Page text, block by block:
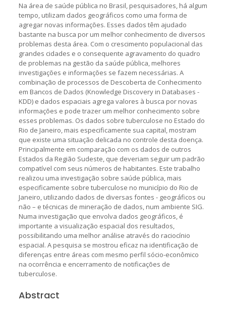
Na área de saúde pública no Brasil, pesquisadores, há algum
tempo, utilizam dados geográficos como uma forma de
agregar novas informações. Esses dados têm ajudado
bastante na busca por um melhor conhecimento de diversos
problemas desta área. Com o crescimento populacional das
grandes cidades e o consequente agravamento do quadro
de problemas na gestão da saúde pública, melhores
investigações e informações se fazem necessárias. A
combinação de processos de Descoberta de Conhecimento
em Bancos de Dados (Knowledge Discovery in Databases -
KDD) e dados espaciais agrega valores à busca por novas
informações e pode trazer um melhor conhecimento sobre
esses problemas. Os dados sobre tuberculose no Estado do
Rio de Janeiro, mais especificamente sua capital, mostram
que existe uma situação delicada no controle desta doença.
Principalmente em comparação com os dados de outros
Estados da Região Sudeste, que deveriam seguir um padrão
compatível com seus números de habitantes. Este trabalho
realizou uma investigação sobre saúde pública, mais
especificamente sobre tuberculose no município do Rio de
Janeiro, utilizando dados de diversas fontes - geográficos ou
não – e técnicas de mineração de dados, num ambiente SIG.
Numa investigação que envolva dados geográficos, é
importante a visualização espacial dos resultados,
possibilitando uma melhor análise através do raciocínio
espacial. A pesquisa se mostrou eficaz na identificação de
diferenças entre áreas com mesmo perfil sócio-econômico
na ocorrência e encerramento de notificações de
tuberculose.
Abstract